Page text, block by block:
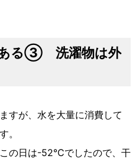
ある③ 洗濯物は外
すが、水を大量に消費して
。
の日は-52℃でしたので、干